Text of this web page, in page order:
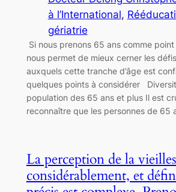
à l’International,
gériatrie
Si nous prenons 65 ans comme
nous permet de mieux cerner les
auxquels cette tranche d’âge est
quelques points à considérer
population des 65 ans et plus Il est
reconnaître que les personnes de 65
La perception de la
considérablement, et